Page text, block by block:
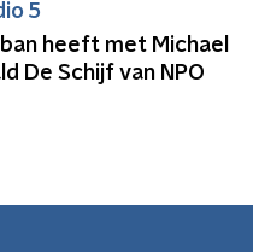
5
heeft met Michael
De Schijf van NPO